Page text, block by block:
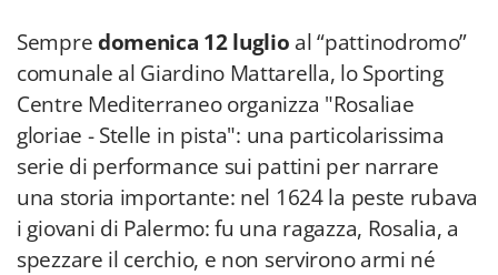
Sempredomenica 12 luglio al “pattinodromo”
comunale al Giardino Mattarella, lo Sporting
Centre Mediterraneo organizza "Rosaliae
gloriae - Stelle in pista": una particolarissima
serie di performance sui pattini per narrare
una storia importante: nel 1624 la peste rubava
i giovani di Palermo: fu una ragazza, Rosalia, a
spezzare il cerchio, e non servirono armi né